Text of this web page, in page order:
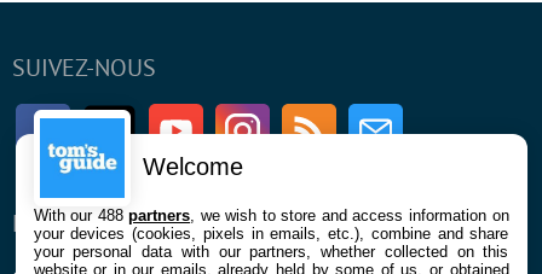
SUIVEZ-NOUS
FacebookTwitter Youtube InstagramRSS Newsletter
ENTREPRISE À PROPOS
Welcome
With our 488partners , we wish to store and access information on
your devices (cookies, pixels in emails, etc.), combine and share
your personal data with our partners, whether collected on this
website or in our emails, already held by some of us, or obtained